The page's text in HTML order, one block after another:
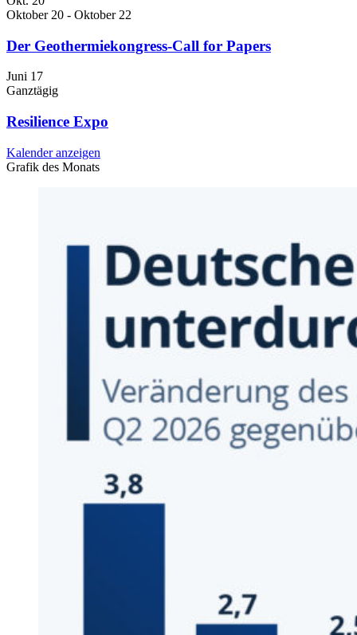
Oktober 20 - Oktober 22
Der Geothermiekongress-Call for Papers
Juni 17
Ganztägig
Resilience Expo
Kalender anzeigen
Grafik des Monats